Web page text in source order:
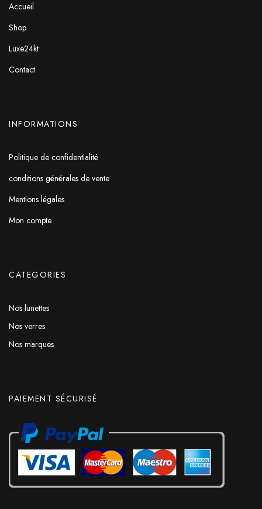
Accueil
Shop
Luxe24kt
Contact
INFORMATIONS
Politique de confidentialité
conditions générales de vente
Mentions légales
Mon compte
CATEGORIES
Nos lunettes
Nos verres
Nos marques
PAIEMENT SÉCURISÉ